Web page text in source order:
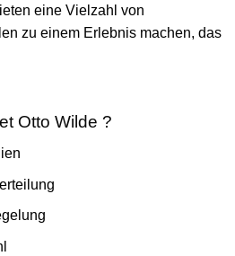
eine Vielzahl von
zu einem Erlebnis machen, das
Otto Wilde ?